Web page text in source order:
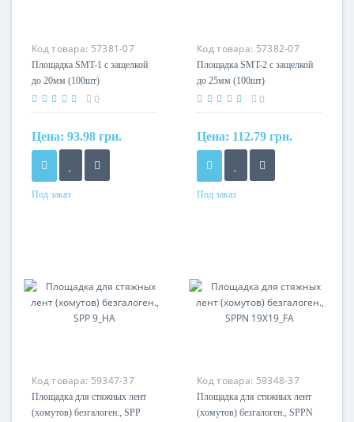
Код товара: 57381-07
Площадка SMT-1 с защелкой
до 20мм (100шт)
0
Цена: 93.98 грн.
Под заказ
Код товара: 57382-07
Площадка SMT-2 с защелкой
до 25мм (100шт)
0
Цена: 112.79 грн.
Под заказ
Код товара: 59347-37
Площадка для стяжных лент
(хомутов) безгалоген., SPP
Код товара: 59348-37
Площадка для стяжных лент
(хомутов) безгалоген., SPPN